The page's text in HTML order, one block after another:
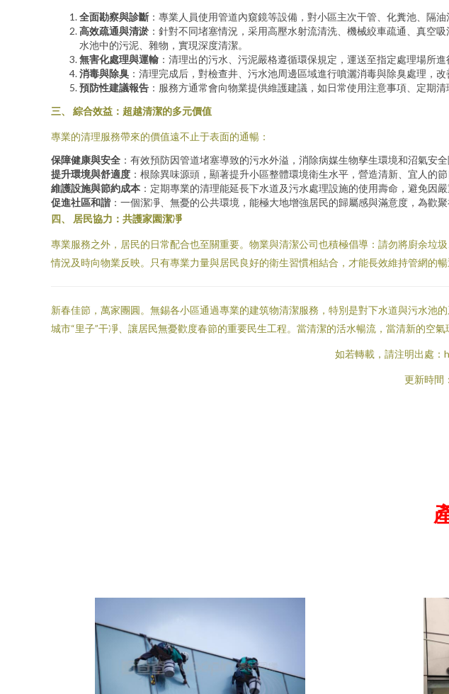
全面勘察與診斷：專業人員使用管道內窺鏡等設備，對小區主次干管、化糞池、隔
高效疏通與清淤 ：針對不同堵塞情況，采用高壓水射流清洗、機械絞車疏通、真空
水池中的污泥、雜物，實現深度清潔。
無害化處理與運輸 ：清理出的污水、污泥嚴格遵循環保規定，運送至指定處理場所進
消毒與除臭 ：清理完成后，對檢查井、污水池周邊區域進行噴灑消毒與除臭處理，改
預防性建議報告 ：服務方通常會向物業提供維護建議，如日常使用注意事項、定期
三、 綜合效益：超越清潔的多元價值
專業的清理服務帶來的價值遠不止于表面的通暢：
保障健康與安全 ：有效預防因管道堵塞導致的污水外溢，消除病媒生物孳生環境和沼氣安
提升環境與舒適度 ：根除異味源頭，顯著提升小區整體環境衛生水平，營造清新、宜人的節
維護設施與節約成本 ：定期專業的清理能延長下水道及污水處理設施的使用壽命，避免因
促進社區和諧：一個潔凈、無憂的公共環境，能極大地增強居民的歸屬感與滿意度，為歡聚
四、 居民協力：共護家園潔凈
專業服務之外，居民的日常配合也至關重要。物業與清潔公司也積極倡導：請勿將廚余垃
情況及時向物業反映。只有專業力量與居民良好的衛生習慣相結合，才能長效維持管網的暢
新春佳節，萬家團圓。無錫各小區通過專業的建筑物清潔服務，特別是對下水道與污水池
城市“里子”干凈、讓居民無憂歡度春節的重要民生工程。當清潔的活水暢流，當清新的空
如若轉載，請注明出處
更新時間